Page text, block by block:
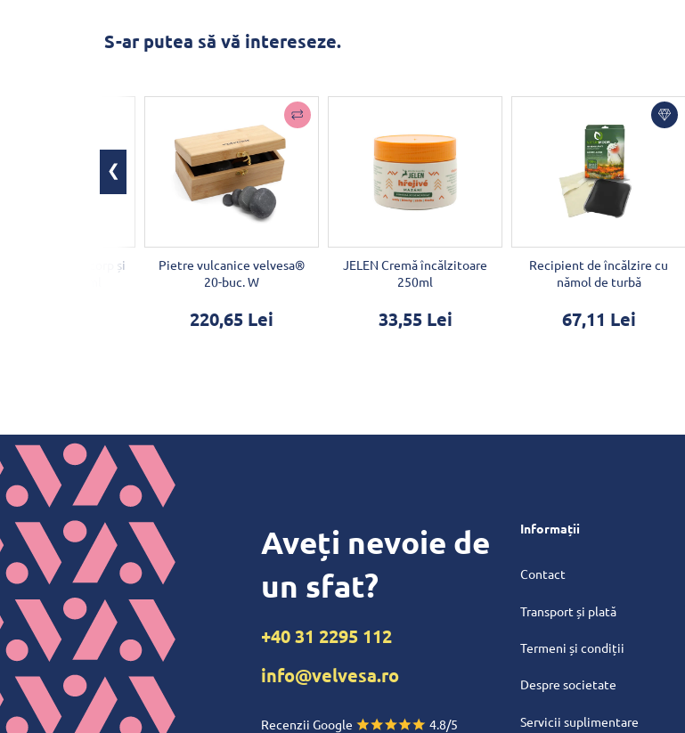
S-ar putea să vă intereseze.
masaj pentru corp și
Pietre vulcanice velvesa®
20-buc. W
220,65 Lei
JELEN Cremă încălzitoare
250ml
33,55 Lei
Recipient de încălzire cu
nămol de turbă
67,11 Lei
Aveți nevoie de
un sfat?
+40 31 2295 112
info@velvesa.ro
Recenzii Google 4.8/5
Informații
Contact
Transport și plată
Termeni și condiții
Despre societate
Servicii suplimentare